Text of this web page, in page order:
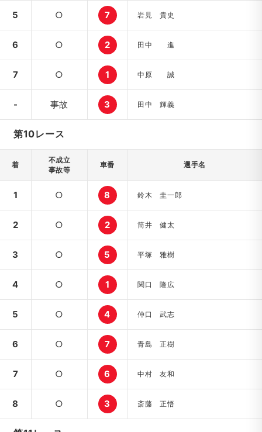
5 ○ 7 岩見 貴史
6 ○ 2 田中 進
7 ○ 1 中原 誠
- 事故 3 田中 輝義
第10レース
着
不成立
事故等
車番 選手名
1 ○ 8 鈴木 圭一郎
2 ○ 2 筒井 健太
3 ○ 5 平塚 雅樹
4 ○ 1 関口 隆広
5 ○ 4 仲口 武志
6 ○ 7 青島 正樹
7 ○ 6 中村 友和
8 ○ 3 斎藤 正悟